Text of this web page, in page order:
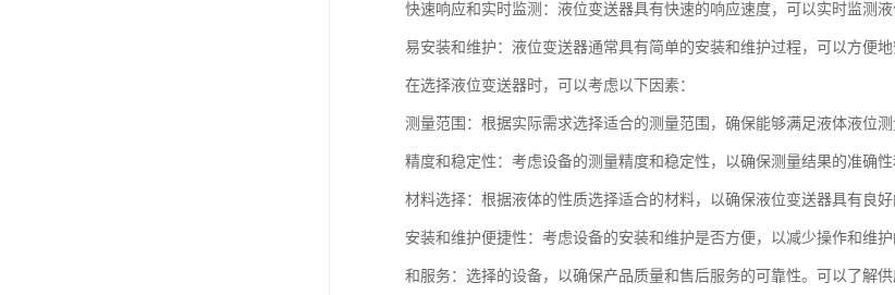
快速响应和实时监测：液位变送器具有快速的响应速度，可以实时监测
易安装和维护：液位变送器通常具有简单的安装和维护过程，可以方便
在选择液位变送器时，可以考虑以下因素：
测量范围：根据实际需求选择适合的测量范围，确保能够满足液体液位测
精度和稳定性：考虑设备的测量精度和稳定性，以确保测量结果的准确性
材料选择：根据液体的性质选择适合的材料，以确保液位变送器具有良好
安装和维护便捷性：考虑设备的安装和维护是否方便，以减少操作和维护
和服务：选择的设备，以确保产品质量和售后服务的可靠性。可以了解